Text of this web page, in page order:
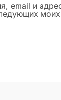
email и
моих